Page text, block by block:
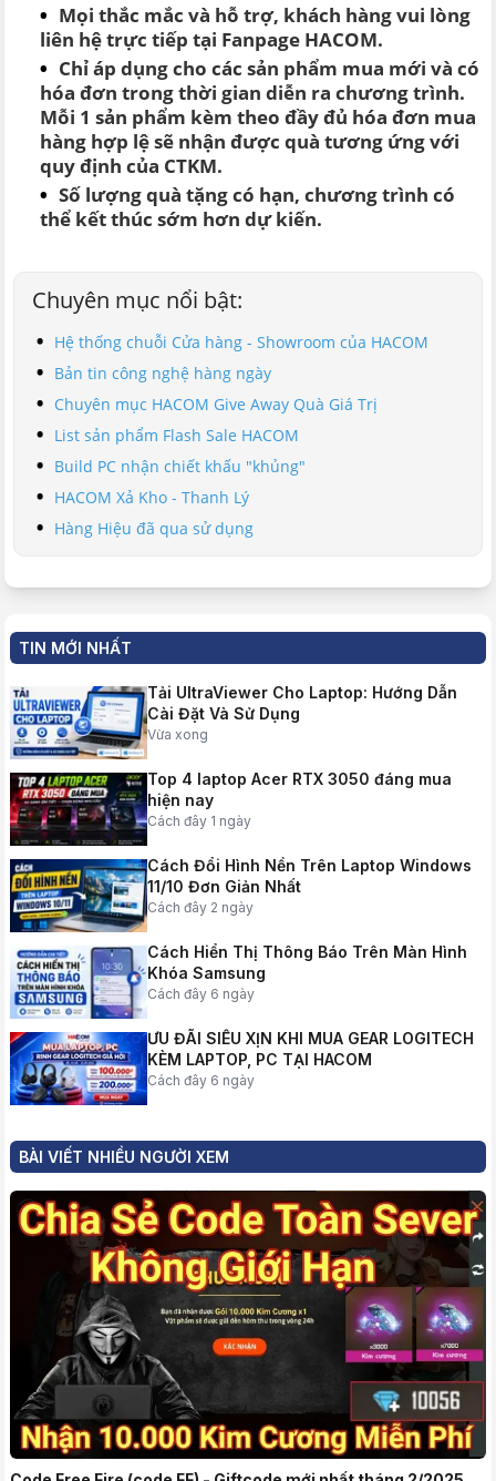
Mọi thắc mắc và hỗ trợ, khách hàng vui lòng
liên hệ trực tiếp tại Fanpage HACOM.
Chỉ áp dụng cho các sản phẩm mua mới và có
hóa đơn trong thời gian diễn ra chương trình.
Mỗi 1 sản phẩm kèm theo đầy đủ hóa đơn mua
hàng hợp lệ sẽ nhận được quà tương ứng với
quy định của CTKM.
Số lượng quà tặng có hạn, chương trình có
thể kết thúc sớm hơn dự kiến.
Chuyên mục nổi bật:
Hệ thống chuỗi Cửa hàng - Showroom của HACOM
Bản tin công nghệ hàng ngày
Chuyên mục HACOM Give Away Quà Giá Trị
List sản phẩm Flash Sale HACOM
Build PC nhận chiết khấu "khủng"
HACOM Xả Kho - Thanh Lý
Hàng Hiệu đã qua sử dụng
TIN MỚI NHẤT
Tải UltraViewer Cho Laptop: Hướng Dẫn
Cài Đặt Và Sử Dụng
Vừa xong
Top 4 laptop Acer RTX 3050 đáng mua
hiện nay
Cách đây 1 ngày
Cách Đổi Hình Nền Trên Laptop Windows
11/10 Đơn Giản Nhất
Cách đây 2 ngày
Cách Hiển Thị Thông Báo Trên Màn Hình
Khóa Samsung
Cách đây 6 ngày
ƯU ĐÃI SIÊU XỊN KHI MUA GEAR LOGITECH
KÈM LAPTOP, PC TẠI HACOM
Cách đây 6 ngày
BÀI VIẾT NHIỀU NGƯỜI XEM